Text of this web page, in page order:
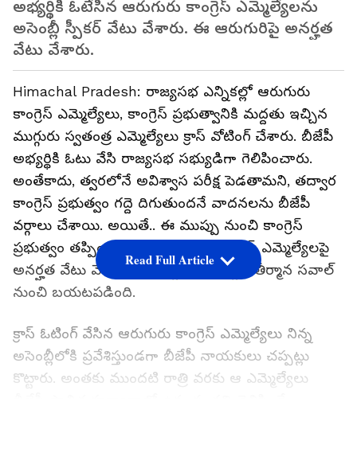
అభ్యర్థికి ఓటేసిన ఆరుగురు కాంగ్రెస్ ఎమ్మెల్యేలను
అసెంబ్లీ స్పీకర్ వేటు వేశారు. ఈ ఆరుగురిపై అనర్హత
వేటు వేశారు.
Himachal Pradesh: రాజ్యసభ ఎన్నికల్లో ఆరుగురు
కాంగ్రెస్ ఎమ్మెల్యేలు, కాంగ్రెస్ ప్రభుత్వానికి మద్దతు ఇచ్చిన
ముగ్గురు స్వతంత్ర ఎమ్మెల్యేలు క్రాస్ వోటింగ్ చేశారు. బీజేపీ
అభ్యర్థికి ఓటు వేసి రాజ్యసభ సభ్యుడిగా గెలిపించారు.
అంతేకాదు, త్వరలోనే అవిశ్వాస పరీక్ష పెడతామని, తద్వార
కాంగ్రెస్ ప్రభుత్వం గద్దె దిగుతుందనే వాదనలను బీజేపీ
వర్గాలు చేశాయి. అయితే.. ఈ ముప్పు నుంచి కాంగ్రెస్
ప్రభుత్వం తప్పించుకుంది. ఆరుగురు కాంగ్రెస్ ఎమ్మెల్యేలపై
అనర్హత వేటు వేయడంతో ద్వారా అవిశ్వాస తీర్మాన సవాల్‌
నుంచి బయటపడింది.
క్రాస్ ఓటింగ్ వేసిన ఆరుగురు కాంగ్రెస్ ఎమ్మెల్యేలు నిన్న
అసెంబ్లీలోకి ప్రవేశిస్తుండగా బీజేపీ నాయకులు చప్పట్లు
కొట్టారు. అంతకు ముందటి రాత్రి వరకు ఆ ఎమ్మెల్యేలు
Read Full Article